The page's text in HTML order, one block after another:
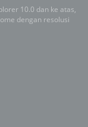
10.0 dan ke atas,
dengan resolusi